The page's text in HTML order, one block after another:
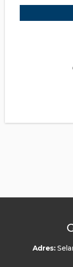
Adres: